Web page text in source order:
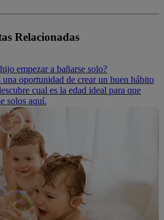
Relacionadas
empezar a bañarse solo?
oportunidad de crear un buen hábito
cual es la edad ideal para que
solos aquí.